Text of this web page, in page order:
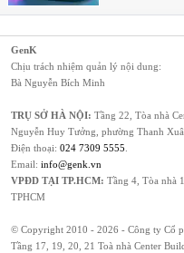
GenK
Chịu trách nhiệm quản lý nội dung:
Bà Nguyễn Bích Minh
TRỤ SỞ HÀ NỘI: Tầng 22, Tòa nhà
Nguyễn Huy Tưởng, phường Thanh
Điện thoại: 024 7309 5555
Email: info@genk.vn
VPĐD TẠI TP.HCM: Tầng 4, Tòa nhà
TPHCM
© Copyright 2010 - 2026 - Công ty Cổ
Tầng 17, 19, 20, 21 Toà nhà Center